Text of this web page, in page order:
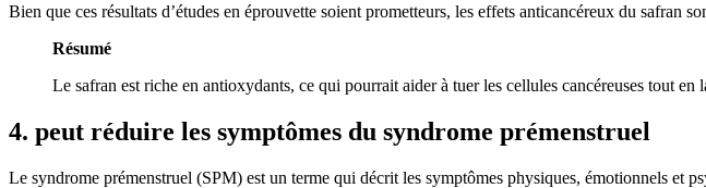
Bien que ces résultats d’études en éprouvette soient prometteurs, les effets anticancéreux du safran
Résumé
Le safran est riche en antioxydants, ce qui pourrait aider à tuer les cellules cancéreuses tout en
4. peut réduire les symptômes du syndrome prémenstruel
Le syndrome prémenstruel (SPM) est un terme qui décrit les symptômes physiques, émotionnels et